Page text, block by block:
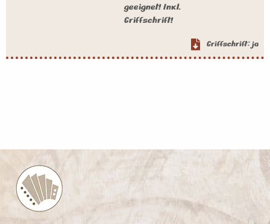
geeignet! Inkl.
Griffschrift!
Griffschrift: ja